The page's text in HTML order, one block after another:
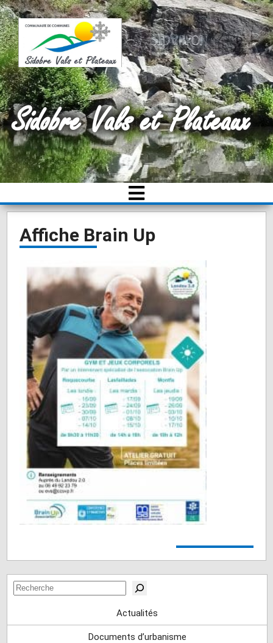
Sidobre Vals et Plateaux
Affiche Brain Up
Rechercher
Actualités
Documents d’urbanisme